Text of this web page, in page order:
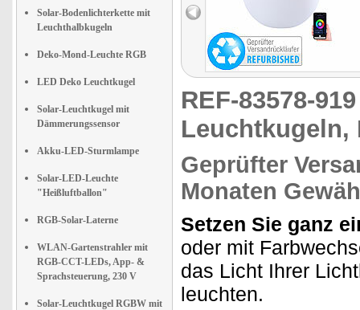
Solar-Bodenlichterkette mit
Leuchthalbkugeln
Deko-Mond-Leuchte RGB
LED Deko Leuchtkugel
Solar-Leuchtkugel mit
Dämmerungssensor
Akku-LED-Sturmlampe
Solar-LED-Leuchte
"Heißluftballon"
RGB-Solar-Laterne
WLAN-Gartenstrahler mit
RGB-CCT-LEDs, App- &
Sprachsteuerung, 230 V
Solar-Leuchtkugel RGBW mit
REF-83578-
Leuchtkugeln,
Geprüfter
Monaten
Setzen Sie ganz
oder mit
das Licht Ihrer
leuchten.